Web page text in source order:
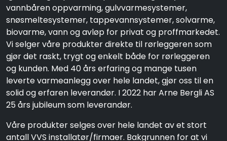
vannbåren oppvarming, gulvvarmesystemer,
snøsmeltesystemer, tappevannsystemer, solvarme,
biovarme, vann og avløp for privat og proffmarkedet.
Vi selger våre produkter direkte til rørleggeren som
gjør det raskt, trygt og enkelt både for rørleggeren
og kunden. Med 40 års erfaring og mange tusen
leverte varmeanlegg over hele landet, gjør oss til en
solid og erfaren leverandør. I 2022 har Arne Bergli AS
25 års jubileum som leverandør.
Våre produkter selges over hele landet av et stort
antall VVS installatør/firmaer. Bakgrunnen for at vi